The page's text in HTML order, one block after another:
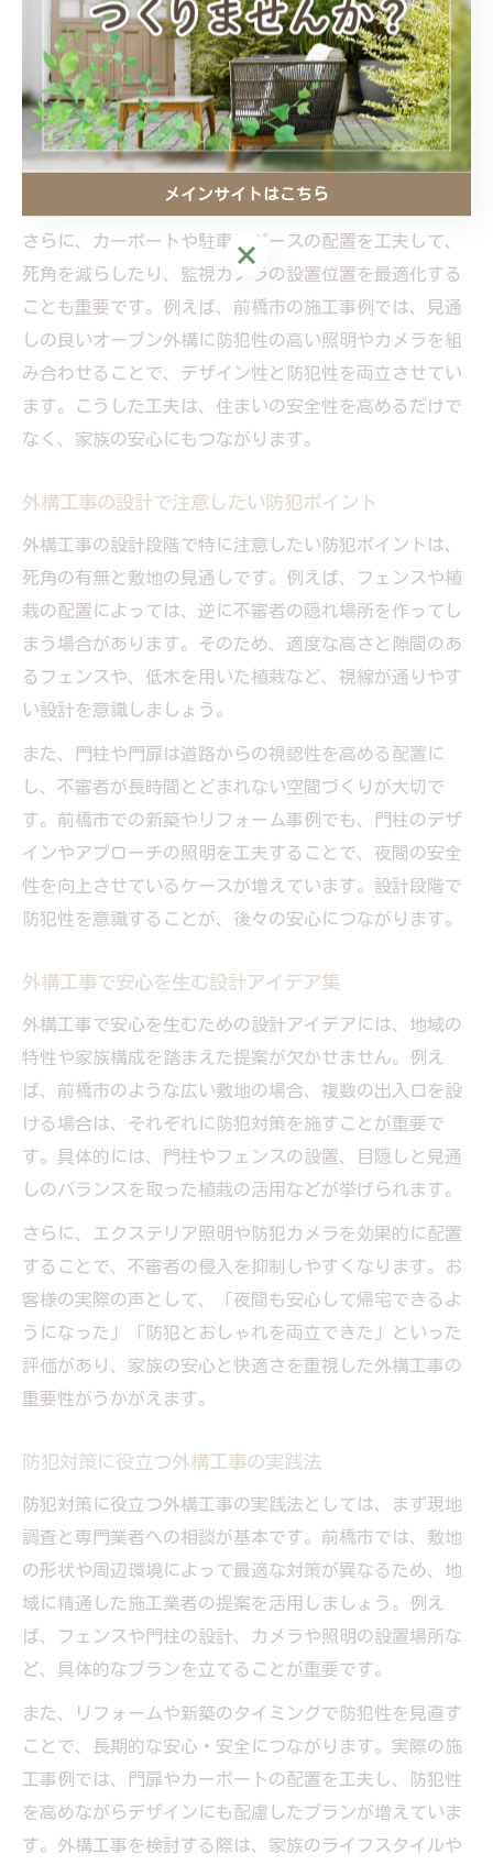
防犯対策を強化するための外構工事には、いくつかの具
体的な工夫があります。まず、敷地の出入り口に人感セ
ンサー付き照明を設置することで、夜間の不審者の侵入
を抑制できます。加えて、フェンスや門柱は高さや構造
を工夫することで、乗り越えにくくすることが可能で
さらに、カーポートや駐車スペースの配置を工夫して、
死角を減らしたり、監視カメラの設置位置を最適化する
ことも重要です。例えば、前橋市の施工事例では、見通
しの良いオープン外構に防犯性の高い照明やカメラを組
み合わせることで、デザイン性と防犯性を両立させてい
ます。こうした工夫は、住まいの安全性を高めるだけで
なく、家族の安心にもつながります。
外構工事の設計で注意したい防犯ポイント
外構工事の設計段階で特に注意したい防犯ポイントは、
死角の有無と敷地の見通しです。例えば、フェンスや植
栽の配置によっては、逆に不審者の隠れ場所を作ってし
まう場合があります。そのため、適度な高さと隙間のあ
るフェンスや、低木を用いた植栽など、視線が通りやす
い設計を意識しましょう。
また、門柱や門扉は道路からの視認性を高める配置に
し、不審者が長時間とどまれない空間づくりが大切で
す。前橋市での新築やリフォーム事例でも、門柱のデザ
インやアプローチの照明を工夫することで、夜間の安全
性を向上させているケースが増えています。設計段階で
防犯性を意識することが、後々の安心につながります。
外構工事で安心を生む設計アイデア集
外構工事で安心を生むための設計アイデアには、地域の
特性や家族構成を踏まえた提案が欠かせません。例え
ば、前橋市のような広い敷地の場合、複数の出入口を設
ける場合は、それぞれに防犯対策を施すことが重要で
す。具体的には、門柱やフェンスの設置、目隠しと見通
しのバランスを取った植栽の活用などが挙げられます。
さらに、エクステリア照明や防犯カメラを効果的に配置
することで、不審者の侵入を抑制しやすくなります。お
客様の実際の声として、「夜間も安心して帰宅できるよ
うになった」「防犯とおしゃれを両立できた」といった
評価があり、家族の安心と快適さを重視した外構工事の
重要性がうかがえます。
防犯対策に役立つ外構工事の実践法
防犯対策に役立つ外構工事の実践法としては、まず現地
調査と専門業者への相談が基本です。前橋市では、敷地
の形状や周辺環境によって最適な対策が異なるため、地
域に精通した施工業者の提案を活用しましょう。例え
ば、フェンスや門柱の設計、カメラや照明の設置場所な
ど、具体的なプランを立てることが重要です。
また、リフォームや新築のタイミングで防犯性を見直す
ことで、長期的な安心・安全につながります。実際の施
工事例では、門扉やカーポートの配置を工夫し、防犯性
を高めながらデザインにも配慮したプランが増えていま
す。外構工事を検討する際は、家族のライフスタイルや
メインサイトはこちら
メインサイトはこちら